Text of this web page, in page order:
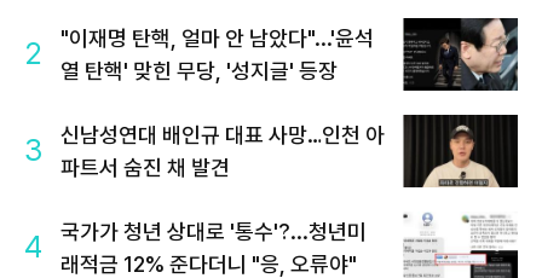
2
"이재명 탄핵, 얼마 안 남았다"...'윤석
열 탄핵' 맞힌 무당, '성지글' 등장
3
신남성연대 배인규 대표 사망…인천 아
파트서 숨진 채 발견
4
국가가 청년 상대로 '통수'?...청년미
래적금 12% 준다더니 "응, 오류야"